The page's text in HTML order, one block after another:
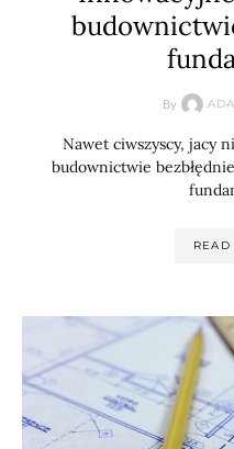
By
Nawet ciwszyscy, jacy
budownictwie
READ